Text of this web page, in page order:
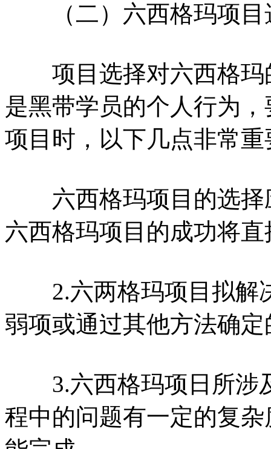
（二）六西格玛项目
项目选择对六西格玛
是黑带学员的个人行为
项目时，以下几点非常重
六西格玛项目的选择
六西格玛项目的成功将
2.六两格玛项目拟解
弱项或通过其他方法确
3.六西格玛项日所涉
程中的问题有一定的复